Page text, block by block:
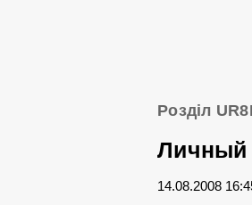
Розділ
Личный
14.08.2008